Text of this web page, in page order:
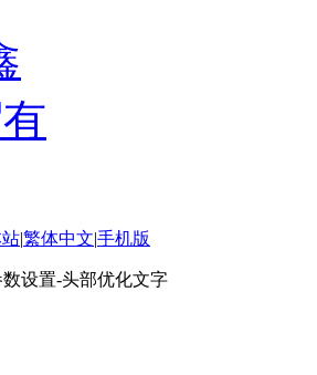
|繁体中文|手机版
设置-头部优化文字